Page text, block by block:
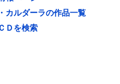
カルダーラの作品一覧
Ｄを検索